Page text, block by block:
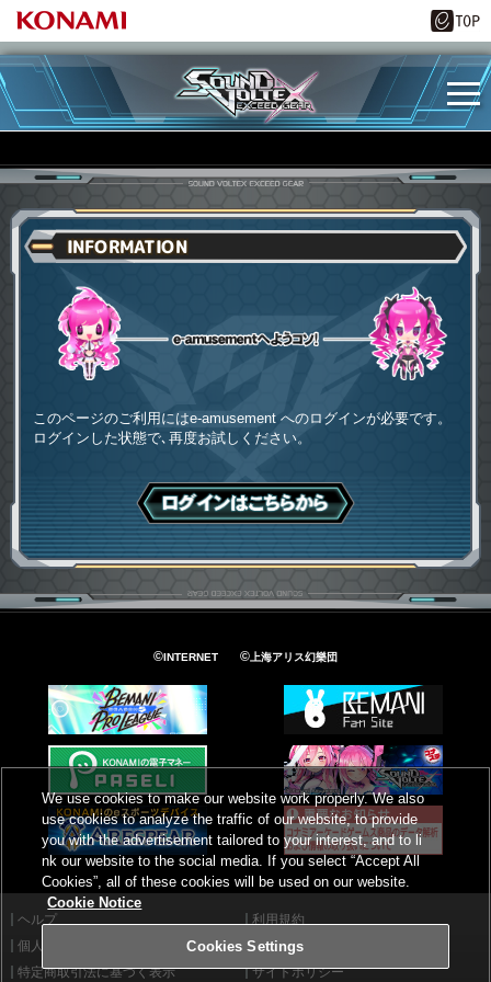
INFORMATION
このページのご利用にはe-amusement へのログインが必要です。
ログインした状態で､再度お試しください。
ログインはこちら
©INTERNET ©上海アリス幻樂団
ヘルプ
利用規約
個人情報等保護方針
外部送信について
特定商取引法に基づく表示
サイトポリシー
We use cookies to make our website work properly. We also
use cookies to analyze the traffic of our website, to provide
you with the advertisement tailored to your interest, and to li
nk our website to the social media. If you select “Accept All
Cookies”, all of these cookies will be used on our website.
Cookie Notice
Cookies Settings